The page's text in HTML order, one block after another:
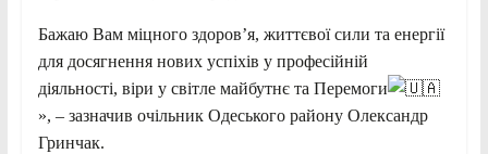
Бажаю Вам міцного здоров’я, життєвої сили та енергії
для досягнення нових успіхів у професійній
діяльності, віри у світле майбутнє та Перемоги
», – зазначив очільник Одеського району Олександр
Гринчак.